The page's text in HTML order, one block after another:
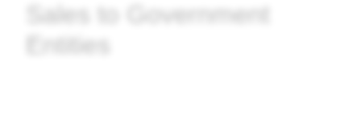
Sales to Government
Entities